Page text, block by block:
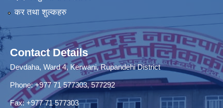
कर तथा शुल्कहरु
Contact Details
Devdaha, Ward 4, Kerwani, Rupandehi District
Phone: +977 71 577303, 577292
Fax: +977 71 577303